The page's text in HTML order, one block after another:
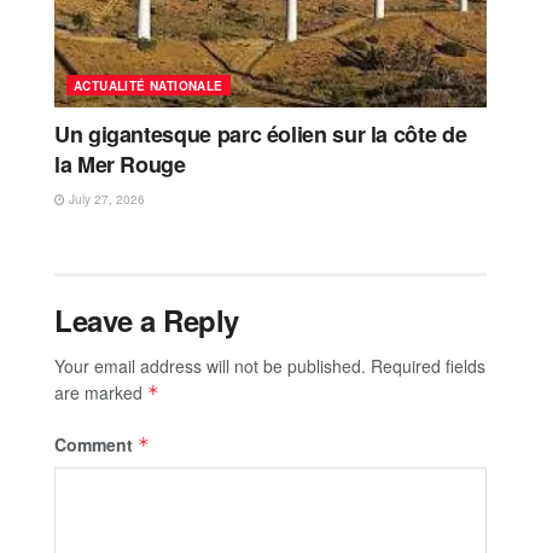
ACTUALITÉ NATIONALE
Un gigantesque parc éolien sur la côte de
la Mer Rouge
July 27, 2026
Leave a Reply
Your email address will not be published. Required fields
are marked *
Comment *